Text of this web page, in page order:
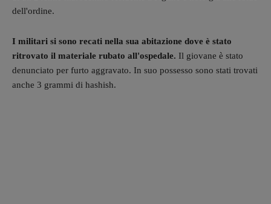
dell'ordine.
I militari si sono recati nella sua abitazione dove è stato
ritrovato il materiale rubato all'ospedale. Il giovane è stato
denunciato per furto aggravato. In suo possesso sono stati trovati
anche 3 grammi di hashish.